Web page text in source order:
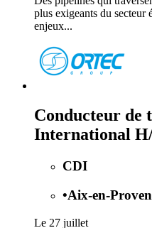
plus exigeants du secteur
enjeux...
Conducteur de
International
CDI
•Aix-en-
Le 27 juillet